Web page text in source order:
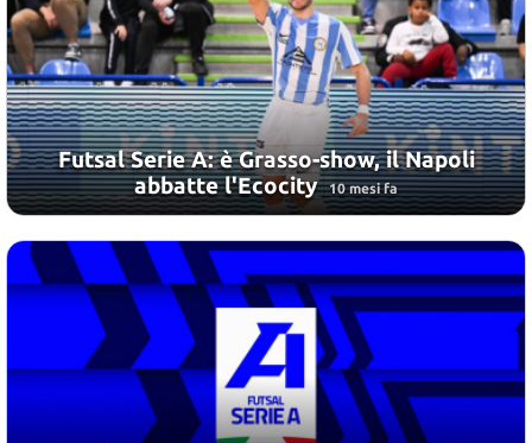
Futsal Serie A: è Grasso-show, il Napoli
abbatte l'Ecocity 10 mesi fa